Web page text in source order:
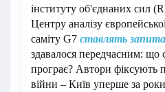
інституту об'єднаних сил
Центру аналізу
саміту G7 ставлять
здавалося передчасним: що
програє? Автори фіксують
війни – Київ уперше за